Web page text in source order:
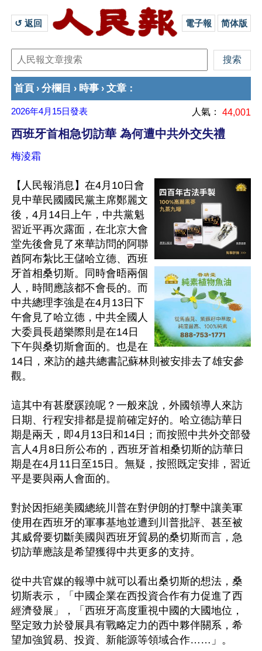
↺ 返回 電子報 简体版
首頁 › 分欄目 › 時事 › 文章 ：
2026年4月15日發表 人氣： 44,001
西班牙首相急切訪華 為何遭中共外交失禮
梅淩霜
【人民報消息】在4月10日會
見中華民國國民黨主席鄭麗文
後，4月14日上午，中共黨魁
習近平再次露面，在北京大會
堂先後會見了來華訪問的阿聯
酋阿布紮比王儲哈立德、西班
牙首相桑切斯。同時會晤兩個
人，時間應該都不會長的。而
中共總理李強是在4月13日下
午會見了哈立德，中共全國人
大委員長趙樂際則是在14日
下午與桑切斯會面的。也是在
14日，來訪的越共總書記蘇林則被安排去了雄安參
觀。
這其中有甚麼蹊蹺呢？一般來說，外國領導人來訪
日期、行程安排都是提前確定好的。哈立德訪華日
期是兩天，即4月13日和14日；而按照中共外交部發
言人4月8日所公布的，西班牙首相桑切斯的訪華日
期是在4月11日至15日。無疑，按照既定安排，習近
平是要與兩人會面的。
對於因拒絕美國總統川普在對伊朗的打擊中讓美軍
使用在西班牙的軍事基地並遭到川普批評、甚至被
其威脅要切斷美國與西班牙貿易的桑切斯而言，急
切訪華應該是希望獲得中共更多的支持。
從中共官媒的報導中就可以看出桑切斯的想法，桑
切斯表示，「中國企業在西投資合作有力促進了西
經濟發展」，「西班牙高度重視中國的大國地位，
堅定致力於發展具有戰略定力的西中夥伴關系，希
望加強貿易、投資、新能源等領域合作……」。